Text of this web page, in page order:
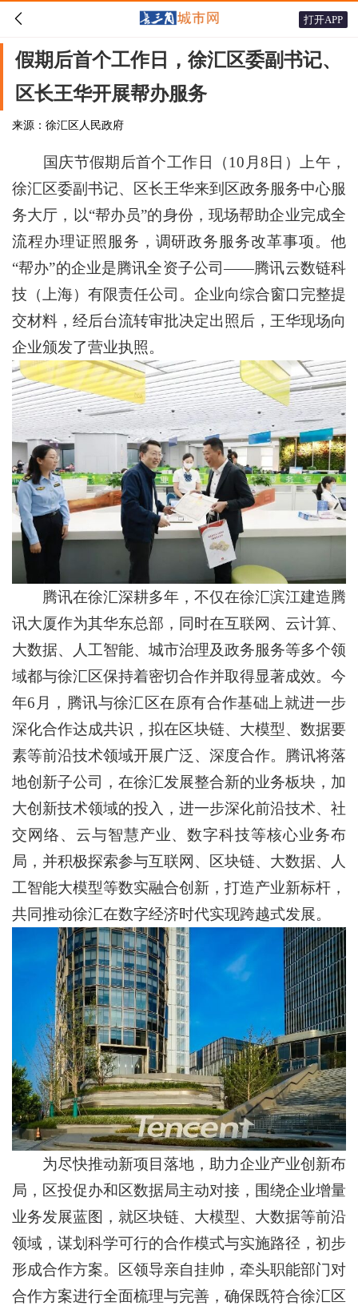
 打开APP
假期后首个工作日，徐汇区委副书记、
区长王华开展帮办服务
来源：徐汇区人民政府
国庆节假期后首个工作日（10月8日）上午，
徐汇区委副书记、区长王华来到区政务服务中心服
务大厅，以“帮办员”的身份，现场帮助企业完成全
流程办理证照服务，调研政务服务改革事项。他
“帮办”的企业是腾讯全资子公司——腾讯云数链科
技（上海）有限责任公司。企业向综合窗口完整提
交材料，经后台流转审批决定出照后，王华现场向
企业颁发了营业执照。
腾讯在徐汇深耕多年，不仅在徐汇滨江建造腾
讯大厦作为其华东总部，同时在互联网、云计算、
大数据、人工智能、城市治理及政务服务等多个领
域都与徐汇区保持着密切合作并取得显著成效。今
年6月，腾讯与徐汇区在原有合作基础上就进一步
深化合作达成共识，拟在区块链、大模型、数据要
素等前沿技术领域开展广泛、深度合作。腾讯将落
地创新子公司，在徐汇发展整合新的业务板块，加
大创新技术领域的投入，进一步深化前沿技术、社
交网络、云与智慧产业、数字科技等核心业务布
局，并积极探索参与互联网、区块链、大数据、人
工智能大模型等数实融合创新，打造产业新标杆，
共同推动徐汇在数字经济时代实现跨越式发展。
为尽快推动新项目落地，助力企业产业创新布
局，区投促办和区数据局主动对接，围绕企业增量
业务发展蓝图，就区块链、大模型、大数据等前沿
领域，谋划科学可行的合作模式与实施路径，初步
形成合作方案。区领导亲自挂帅，牵头职能部门对
合作方案进行全面梳理与完善，确保既符合徐汇区